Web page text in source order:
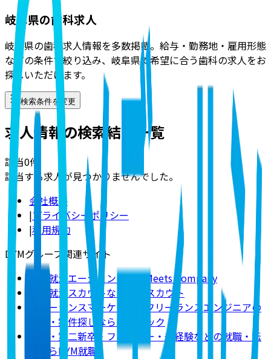
岐阜県の歯科求人
岐阜県の歯科求人情報を多数掲載。給与・勤務地・雇用形態
などの条件で絞り込み、岐阜県で希望に合う歯科の求人をお
探しいただけます。
検索条件を変更
求人情報の検索結果一覧
該当0件
該当する求人が見つかりませんでした。
会社概要
|プライバシーポリシー
|利用規約
DYMグループ関連サイト
新卒就活エージェントならMeets Company
新卒就活スカウトならDYMスカウト
フリーランスマーケター・フリーランスエンジニアの
求人・案件探しならDYMテック
既卒・第二新卒・フリーター・未経験などの就職・転
職ならDYM就職